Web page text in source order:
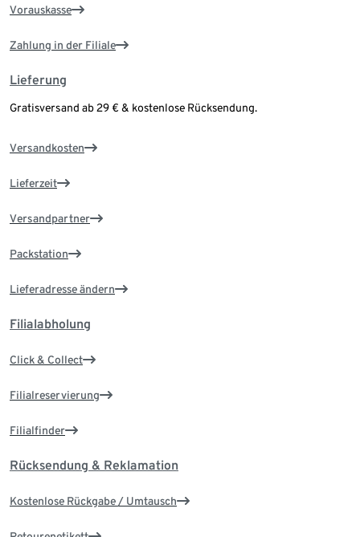
Vorauskasse
Zahlung in der Filiale
Lieferung
Gratisversand ab 29 € & kostenlose Rücksendung.
Versandkosten
Lieferzeit
Versandpartner
Packstation
Lieferadresse ändern
Filialabholung
Click & Collect
Filialreservierung
Filialfinder
Rücksendung & Reklamation
Kostenlose Rückgabe / Umtausch